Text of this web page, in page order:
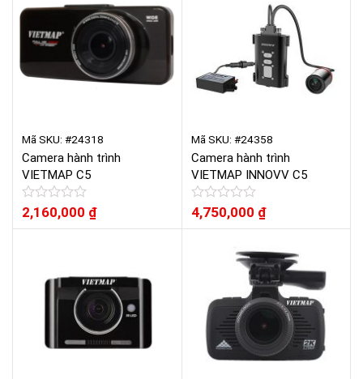
sao
Mã SKU: #24318
Camera hành trình
VIETMAP C5
Được
xếp
2,160,000 ₫
Mã SKU: #24358
Camera hành trình
VIETMAP INNOVV C5
Được
xếp
4,750,000 ₫